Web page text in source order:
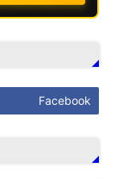
Facebook